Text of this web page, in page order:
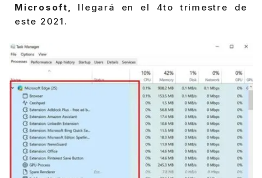
Microsoft, llegará en el 4to trimestre de
este 2021.